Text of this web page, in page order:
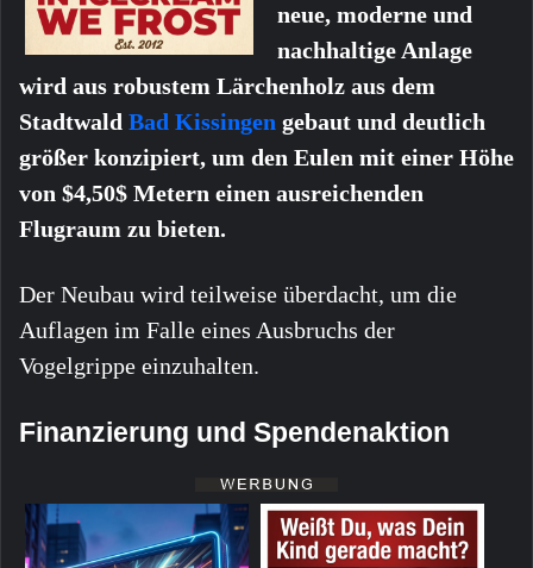
neue, moderne und
nachhaltige Anlage
wird aus robustem Lärchenholz aus dem
Stadtwald Bad Kissingen gebaut und deutlich
größer konzipiert, um den Eulen mit einer Höhe
von $4,50$ Metern einen ausreichenden
Flugraum zu bieten.
Der Neubau wird teilweise überdacht, um die
Auflagen im Falle eines Ausbruchs der
Vogelgrippe einzuhalten.
Finanzierung und Spendenaktion